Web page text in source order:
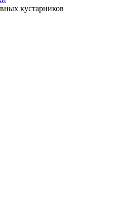
кустарников